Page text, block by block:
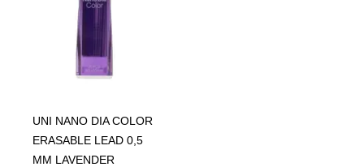
UNI NANO DIA COLOR
ERASABLE LEAD 0,5
MM LAVENDER